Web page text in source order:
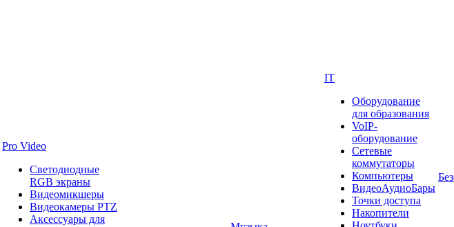
Pro Video
Светодиодные
RGB экраны
Видеомикшеры
Видеокамеры PTZ
Аксессуары для
IT
Оборудование
для образования
VoIP-
оборудование
Сетевые
коммутаторы
Компьютеры
ВидеоАудиоБары
Точки доступа
Накопители